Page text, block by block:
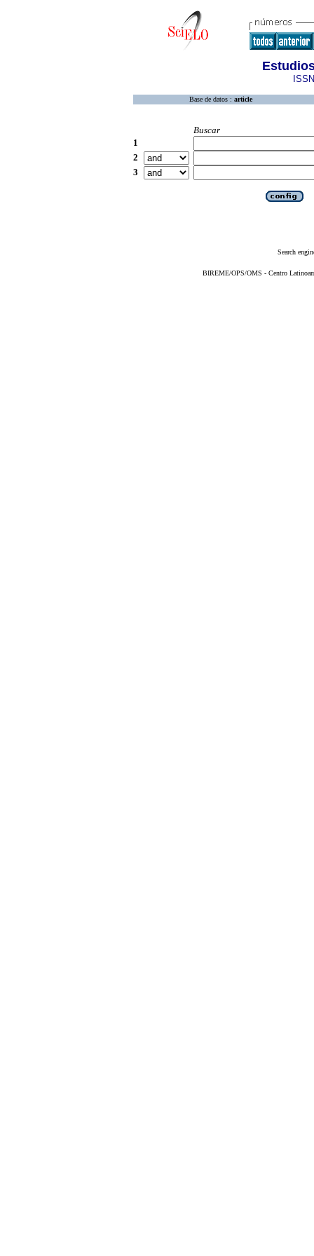
Base de datos : article
Buscar
1
2
3
Search
BIREME/OPS/OMS - Centro